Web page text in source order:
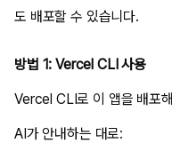
도 배포할 수 있습니다.
방법 1: Vercel CLI 사용
AI가 안내하는 대로: